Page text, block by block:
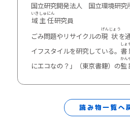
国立研究開発法人 国立環境研究
域
いき
主
しゅ
任
にん
研究員
ごみ問題やリサイクルの現
げん
状
じょう
を
イフスタイルを研究している。 書
しょ
にエコなの？」（東京書籍）の監
かん
読み物一覧へ